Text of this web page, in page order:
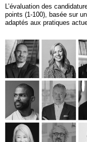
L’évaluation des
points (1-100), basée sur
adaptés aux pratiques